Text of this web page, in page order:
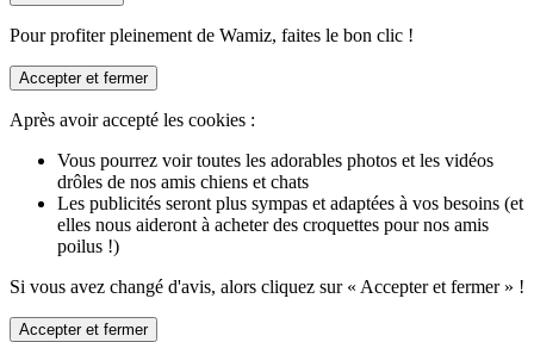
Pour profiter pleinement de Wamiz, faites le bon clic !
Accepter et fermer
Après avoir accepté les cookies :
Vous pourrez voir toutes les adorables photos et les vidéos
drôles de nos amis chiens et chats
Les publicités seront plus sympas et adaptées à vos besoins (et
elles nous aideront à acheter des croquettes pour nos amis
poilus !)
Si vous avez changé d'avis, alors cliquez sur « Accepter et fermer » !
Accepter et fermer